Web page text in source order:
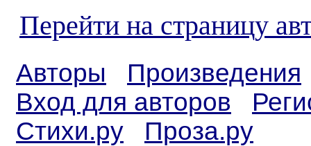
Перейти на страницу
Авторы
Произведения
Вход для авторов
Стихи.ру
Проза.ру